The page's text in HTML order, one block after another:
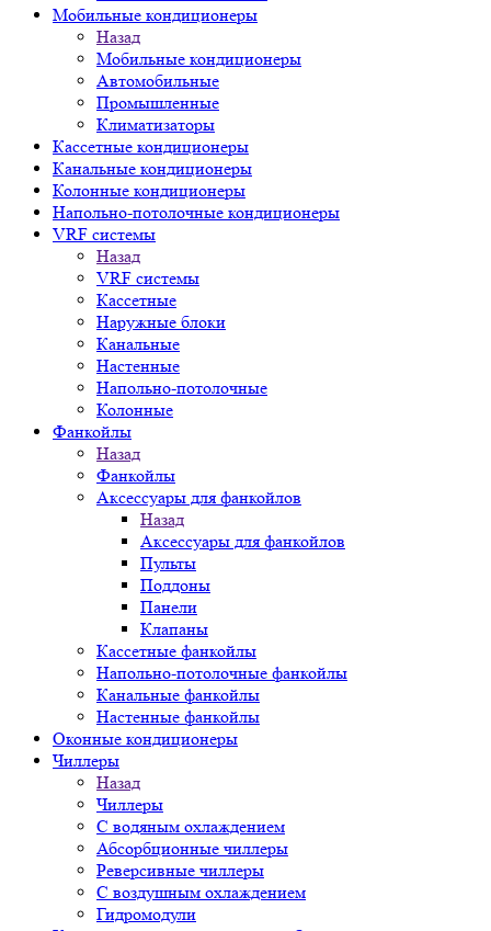
Мобильные кондиционеры
Назад
Мобильные кондиционеры
Автомобильные
Промышленные
Климатизаторы
Кассетные кондиционеры
Канальные кондиционеры
Колонные кондиционеры
Напольно-потолочные кондиционеры
VRF системы
Назад
VRF системы
Кассетные
Наружные блоки
Канальные
Настенные
Напольно-потолочные
Колонные
Фанкойлы
Назад
Фанкойлы
Аксессуары для фанкойлов
Назад
Аксессуары для фанкойлов
Пульты
Поддоны
Панели
Клапаны
Кассетные фанкойлы
Напольно-потолочные фанкойлы
Канальные фанкойлы
Настенные фанкойлы
Оконные кондиционеры
Чиллеры
Назад
Чиллеры
С водяным охлаждением
Абсорбционные чиллеры
Реверсивные чиллеры
С воздушным охлаждением
Гидромодули